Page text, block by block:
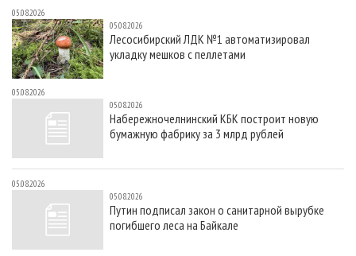
05.08.2026
05.08.2026
Лесосибирский ЛДК №1 автоматизировал
укладку мешков с пеллетами
05.08.2026
05.08.2026
Набережночелнинский КБК построит новую
бумажную фабрику за 3 млрд рублей
05.08.2026
05.08.2026
Путин подписал закон о санитарной вырубке
погибшего леса на Байкале